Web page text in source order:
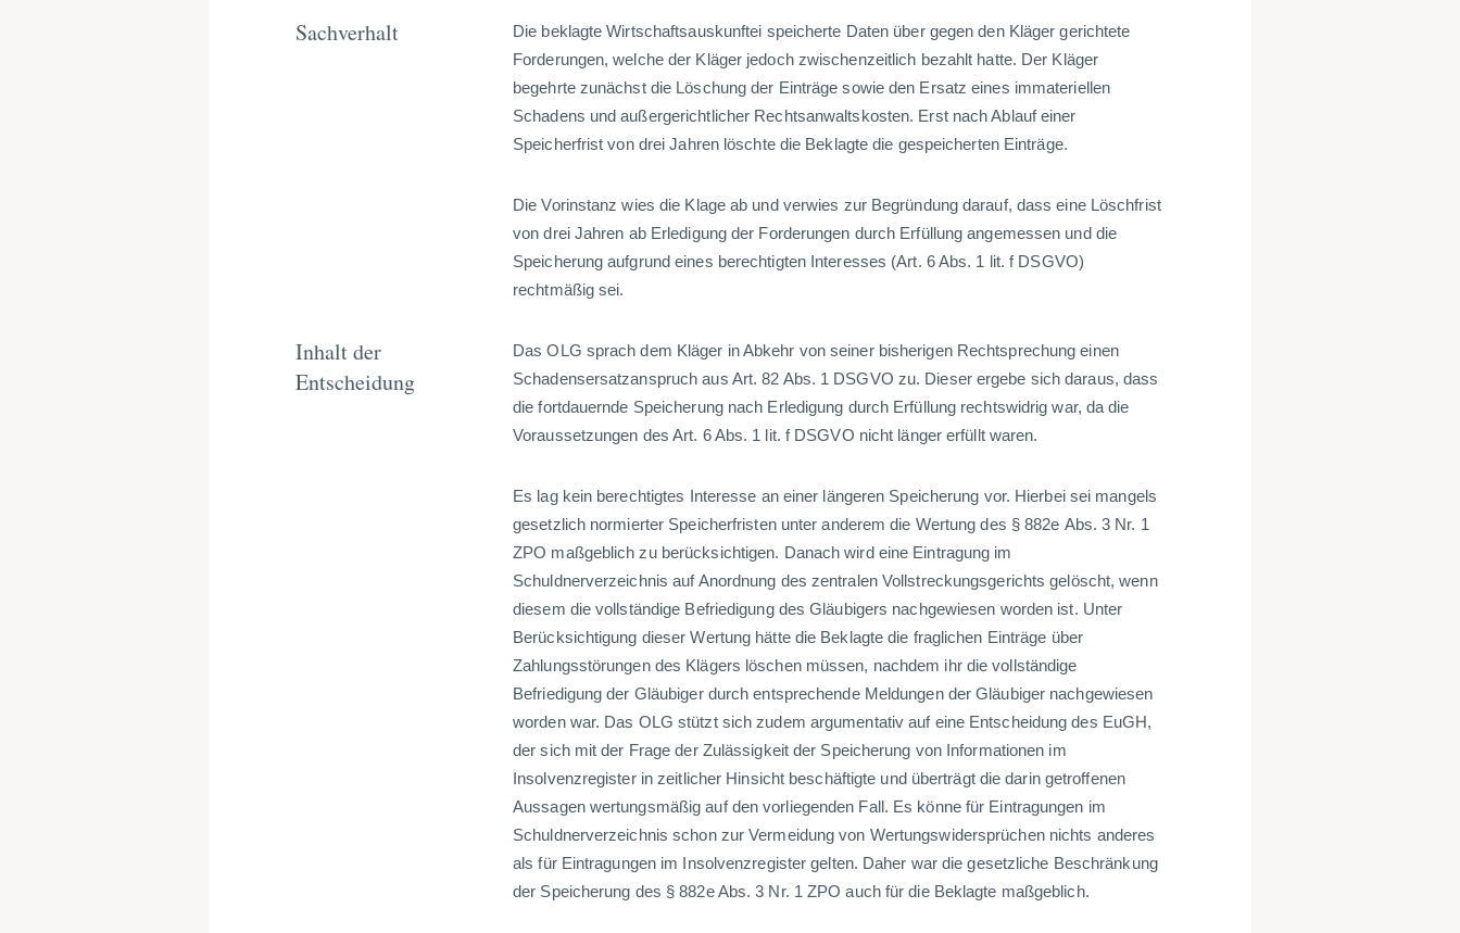
Sachverhalt
Die beklagte Wirtschaftsauskunftei speicherte Daten über gegen den Kläger gerichtete
Forderungen, welche der Kläger jedoch zwischenzeitlich bezahlt hatte. Der Kläger
begehrte zunächst die Löschung der Einträge sowie den Ersatz eines immateriellen
Schadens und außergerichtlicher Rechtsanwaltskosten. Erst nach Ablauf einer
Speicherfrist von drei Jahren löschte die Beklagte die gespeicherten Einträge.
Die Vorinstanz wies die Klage ab und verwies zur Begründung darauf, dass eine Löschfrist
von drei Jahren ab Erledigung der Forderungen durch Erfüllung angemessen und die
Speicherung aufgrund eines berechtigten Interesses (Art. 6 Abs. 1 lit. f DSGVO)
rechtmäßig sei.
Inhalt der
Entscheidung
Das OLG sprach dem Kläger in Abkehr von seiner bisherigen Rechtsprechung einen
Schadensersatzanspruch aus Art. 82 Abs. 1 DSGVO zu. Dieser ergebe sich daraus, dass
die fortdauernde Speicherung nach Erledigung durch Erfüllung rechtswidrig war, da die
Voraussetzungen des Art. 6 Abs. 1 lit. f DSGVO nicht länger erfüllt waren.
Es lag kein berechtigtes Interesse an einer längeren Speicherung vor. Hierbei sei mangels
gesetzlich normierter Speicherfristen unter anderem die Wertung des § 882e Abs. 3 Nr. 1
ZPO maßgeblich zu berücksichtigen. Danach wird eine Eintragung im
Schuldnerverzeichnis auf Anordnung des zentralen Vollstreckungsgerichts gelöscht, wenn
diesem die vollständige Befriedigung des Gläubigers nachgewiesen worden ist. Unter
Berücksichtigung dieser Wertung hätte die Beklagte die fraglichen Einträge über
Zahlungsstörungen des Klägers löschen müssen, nachdem ihr die vollständige
Befriedigung der Gläubiger durch entsprechende Meldungen der Gläubiger nachgewiesen
worden war. Das OLG stützt sich zudem argumentativ auf eine Entscheidung des EuGH,
der sich mit der Frage der Zulässigkeit der Speicherung von Informationen im
Insolvenzregister in zeitlicher Hinsicht beschäftigte und überträgt die darin getroffenen
Aussagen wertungsmäßig auf den vorliegenden Fall. Es könne für Eintragungen im
Schuldnerverzeichnis schon zur Vermeidung von Wertungswidersprüchen nichts anderes
als für Eintragungen im Insolvenzregister gelten. Daher war die gesetzliche Beschränkung
der Speicherung des § 882e Abs. 3 Nr. 1 ZPO auch für die Beklagte maßgeblich.